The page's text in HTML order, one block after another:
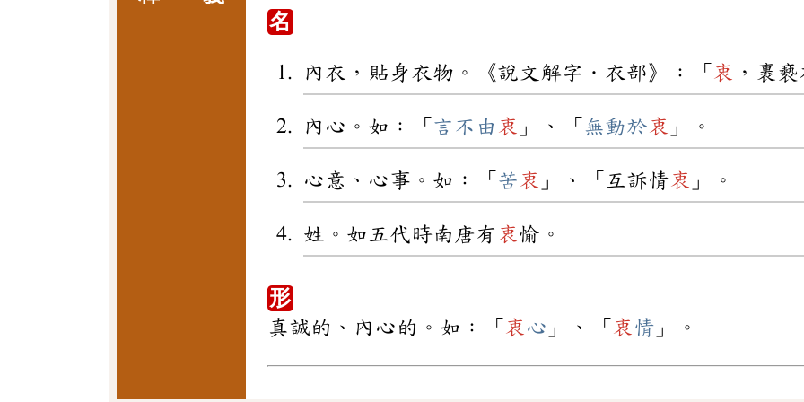
名
內衣，貼身衣物。《說文解字．衣部》：「 衷 ，裹
內心。如：「 言不由 衷 」、「 無動於衷 」。
心意、心事。如：「 苦 衷 」、「互訴情衷 」。
姓。如五代時南唐有 衷 愉。
形
真誠的、內心的。如：「 衷 心 」、「 衷 情 」。